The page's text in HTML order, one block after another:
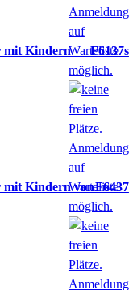
mit Kindern
F6137s
Kindern vonF6437